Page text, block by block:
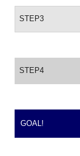
STEP3
STEP4
GOAL!